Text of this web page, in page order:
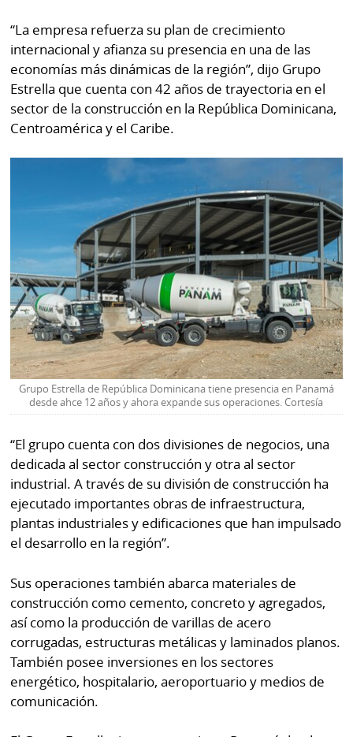
por
Metro
Tienda
Panamá
Corprensa
Diario
Ellas
Club
La
Fácil
⌾
Sábado
Picante
⌾
La
Repregunta
Tal
Cual
⌾
Sabrina
Censura
“La empresa refuerza su plan de crecimiento
internacional y afianza su presencia en una de las
economías más dinámicas de la región”, dijo Grupo
Estrella que cuenta con 42 años de trayectoria en el
sector de la construcción en la República Dominicana,
Centroamérica y el Caribe.
Grupo Estrella de República Dominicana tiene presencia en Panamá
desde ahce 12 años y ahora expande sus operaciones. Cortesía
“El grupo cuenta con dos divisiones de negocios, una
dedicada al sector construcción y otra al sector
industrial. A través de su división de construcción ha
ejecutado importantes obras de infraestructura,
plantas industriales y edificaciones que han impulsado
el desarrollo en la región”.
Sus operaciones también abarca materiales de
construcción como cemento, concreto y agregados,
así como la producción de varillas de acero
corrugadas, estructuras metálicas y laminados planos.
También posee inversiones en los sectores
energético, hospitalario, aeroportuario y medios de
comunicación.